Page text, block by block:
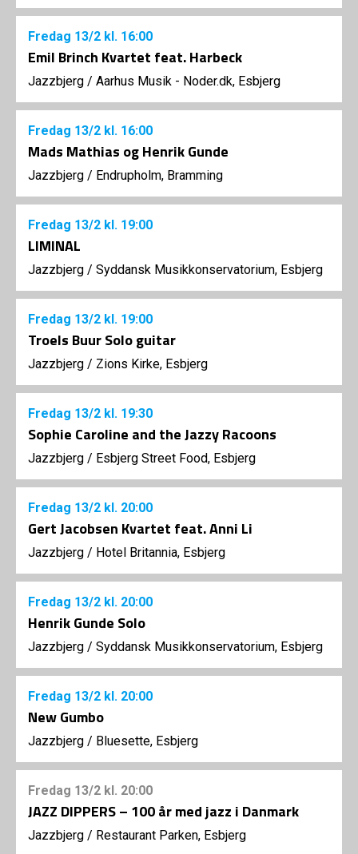
Fredag 13/2 kl. 16:00
Emil Brinch Kvartet feat. Harbeck
Jazzbjerg / Aarhus Musik - Noder.dk, Esbjerg
Fredag 13/2 kl. 16:00
Mads Mathias og Henrik Gunde
Jazzbjerg / Endrupholm, Bramming
Fredag 13/2 kl. 19:00
LIMINAL
Jazzbjerg / Syddansk Musikkonservatorium, Esbjerg
Fredag 13/2 kl. 19:00
Troels Buur Solo guitar
Jazzbjerg / Zions Kirke, Esbjerg
Fredag 13/2 kl. 19:30
Sophie Caroline and the Jazzy Racoons
Jazzbjerg / Esbjerg Street Food, Esbjerg
Fredag 13/2 kl. 20:00
Gert Jacobsen Kvartet feat. Anni Li
Jazzbjerg / Hotel Britannia, Esbjerg
Fredag 13/2 kl. 20:00
Henrik Gunde Solo
Jazzbjerg / Syddansk Musikkonservatorium, Esbjerg
Fredag 13/2 kl. 20:00
New Gumbo
Jazzbjerg / Bluesette, Esbjerg
Fredag 13/2 kl. 20:00
JAZZ DIPPERS – 100 år med jazz i Danmark
Jazzbjerg / Restaurant Parken, Esbjerg